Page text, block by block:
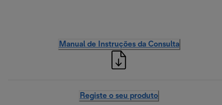
Manual de Instruções da Consulta
Registe o seu produto